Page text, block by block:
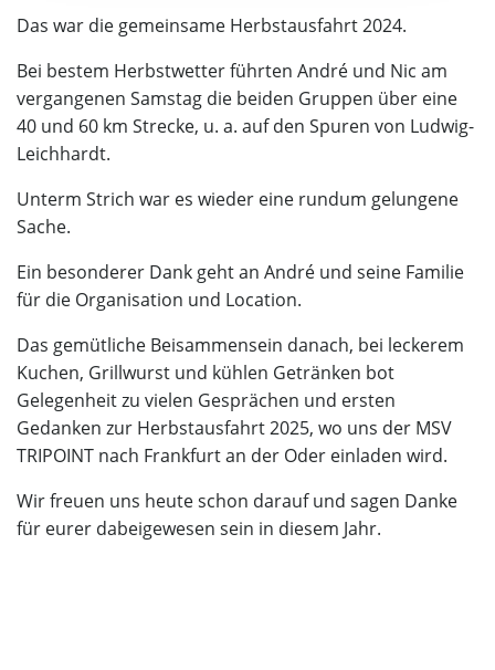
Das war die gemeinsame Herbstausfahrt 2024.
Bei bestem Herbstwetter führten André und Nic am
vergangenen Samstag die beiden Gruppen über eine
40 und 60 km Strecke, u. a. auf den Spuren von Ludwig-
Leichhardt.
Unterm Strich war es wieder eine rundum gelungene
Sache.
Ein besonderer Dank geht an André und seine Familie
für die Organisation und Location.
Das gemütliche Beisammensein danach, bei leckerem
Kuchen, Grillwurst und kühlen Getränken bot
Gelegenheit zu vielen Gesprächen und ersten
Gedanken zur Herbstausfahrt 2025, wo uns der MSV
TRIPOINT nach Frankfurt an der Oder einladen wird.
Wir freuen uns heute schon darauf und sagen Danke
für eurer dabeigewesen sein in diesem Jahr.